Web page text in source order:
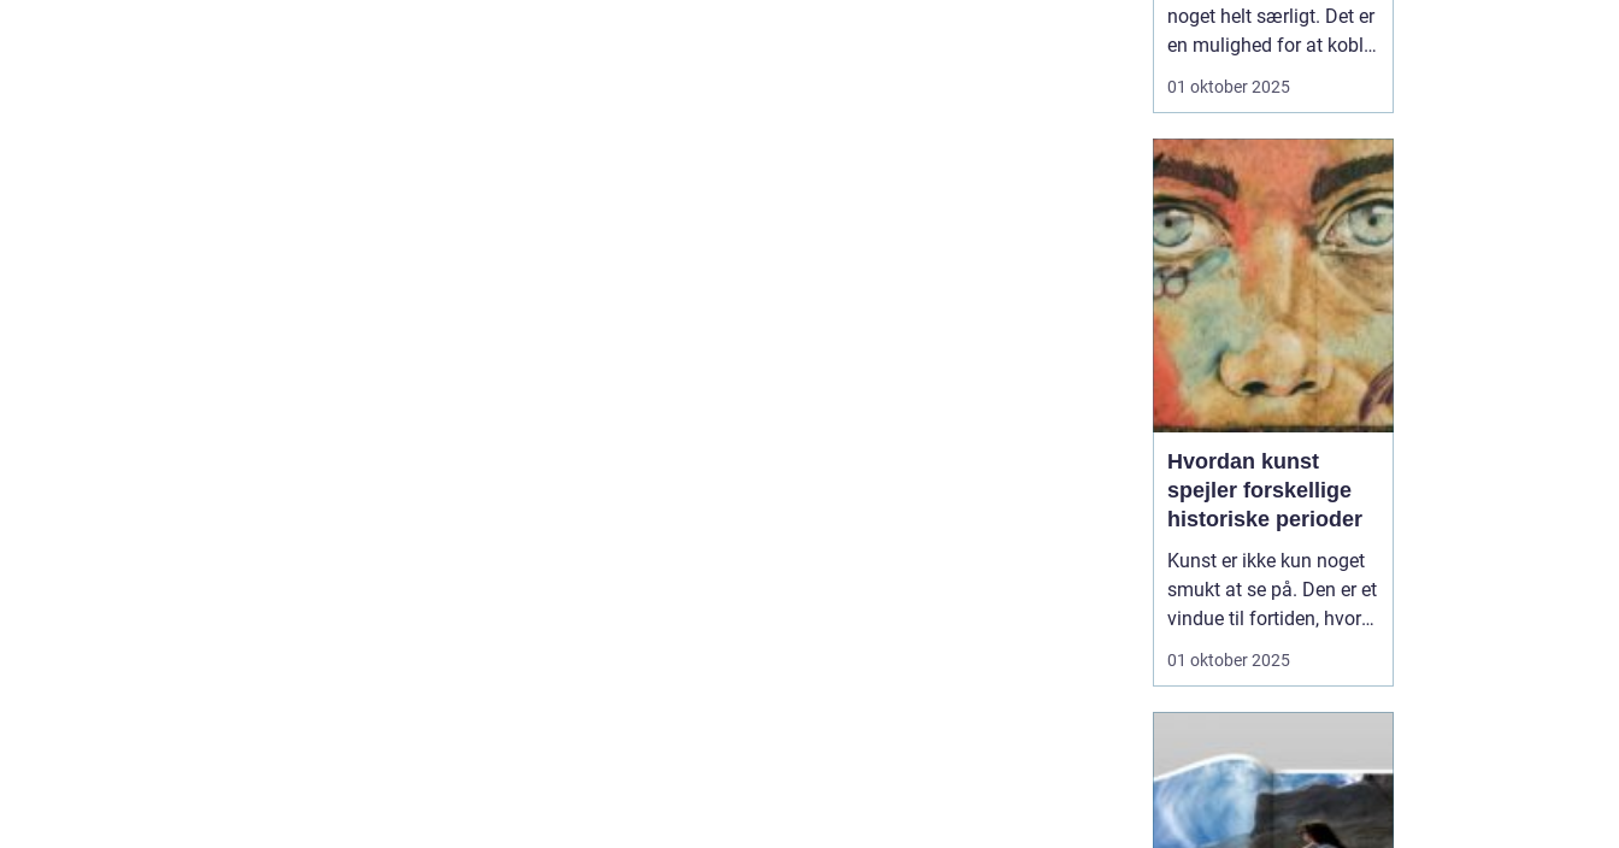
noget helt særligt. Det er
en mulighed for at koble
af, hygge med venner,
god historie på
skærmen. Men én ting
kan hurtigt ødelæ...
01 oktober 2025
Hvordan kunst
spejler forskellige
historiske perioder
Kunst er ikke kun noget
smukt at se på. Den er et
vindue til fortiden, hvor
vi kan få indblik i,
moderne installationer
har kunst afspejlet de
værdier og u...
01 oktober 2025